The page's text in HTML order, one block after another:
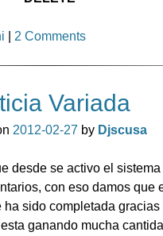
2 Comments
Variada
2012-02-27 by Djscusa
desde se activo el
con eso damos que
sido completada
ganando mucha